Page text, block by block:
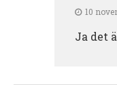
10
Ja det